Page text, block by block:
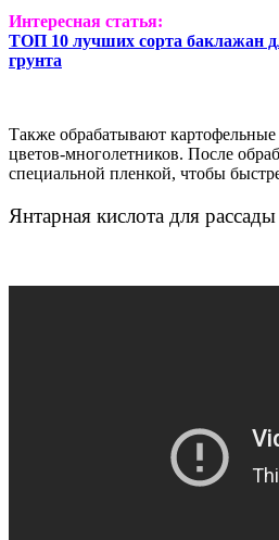
Интересная статья:
ТОП 10 лучших сорта баклажан
грунта
Также обрабатывают
цветов-многолетников. После
специальной пленкой, чтобы
Янтарная кислота для